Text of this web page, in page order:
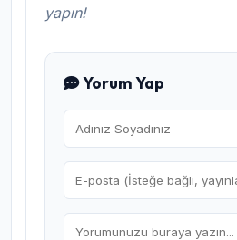
yapın!
Yorum Yap